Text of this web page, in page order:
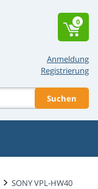
Anmeldung
Registrierung
Suchen
0
SONY VPL-HW40